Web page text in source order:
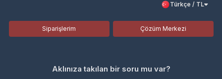
Türkçe / TL
Siparişlerim Çözüm Merkezi
Aklınıza takılan bir soru mu var?